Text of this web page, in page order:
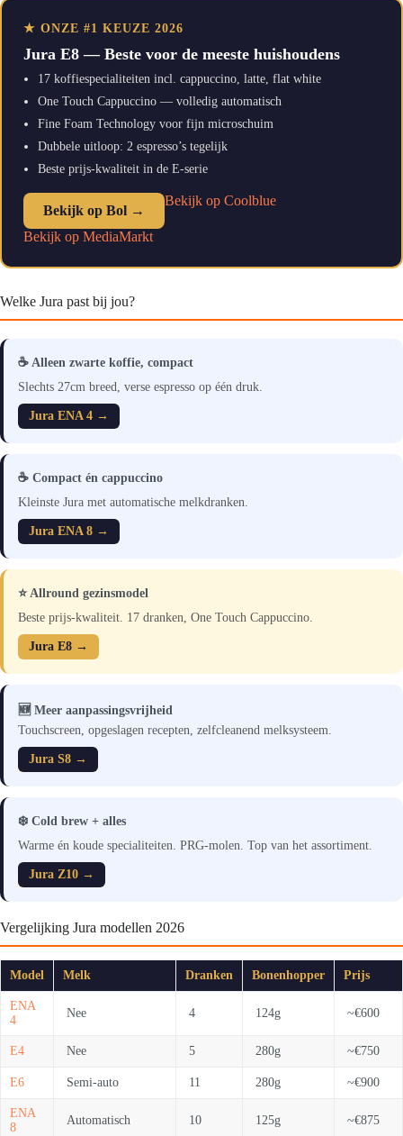
★ ONZE #1 KEUZE 2026
Jura E8 — Beste voor de meeste huishoudens
17 koffiespecialiteiten incl. cappuccino, latte, flat white
One Touch Cappuccino — volledig automatisch
Fine Foam Technology voor fijn microschuim
Dubbele uitloop: 2 espresso’s tegelijk
Beste prijs-kwaliteit in de E-serie
Bekijk op Bol →
Bekijk op Coolblue
Bekijk op MediaMarkt
Welke Jura past bij jou?
☕ Alleen zwarte koffie, compact
Slechts 27cm breed, verse espresso op één druk.
Jura ENA 4 →
☕ Compact én cappuccino
Kleinste Jura met automatische melkdranken.
Jura ENA 8 →
⭐ Allround gezinsmodel
Beste prijs-kwaliteit. 17 dranken, One Touch Cappuccino.
Jura E8 →
🆕 Meer aanpassingsvrijheid
Touchscreen, opgeslagen recepten, zelfcleanend melksysteem.
Jura S8 →
❄️ Cold brew + alles
Warme én koude specialiteiten. PRG-molen. Top van het assortiment.
Jura Z10 →
Vergelijking Jura modellen 2026
Model Melk Dranken Bonenhopper Prijs
ENA
4
Nee 4 124g ~€600
E4 Nee 5 280g ~€750
E6 Semi-auto 11 280g ~€900
ENA
8
Automatisch 10 125g ~€875